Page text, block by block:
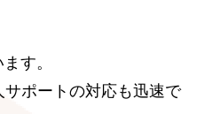
す。
ポートの対応も迅速で